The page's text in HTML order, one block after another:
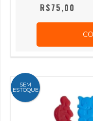
R$75,00
SEM
ESTOQUE